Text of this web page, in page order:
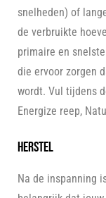
snelheden) of
de verbruikte
primaire en
die ervoor zorgen
wordt. Vul tijdens
Energize reep,
Herstel
Na de inspanning